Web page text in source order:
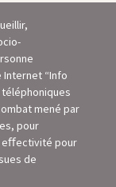
“Info
mené par
pour
eﬀectivité pour
de